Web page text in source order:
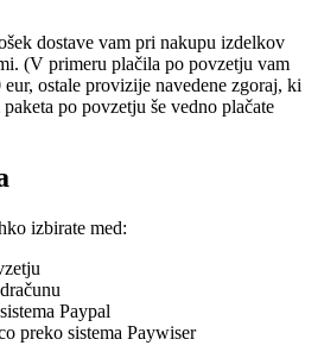
dostave vam pri nakupu izdelkov
(V primeru plačila po povzetju vam
ostale provizije navedene zgoraj, ki
po povzetju še vedno plačate
izbirate med:
Paypal
preko sistema Paywiser